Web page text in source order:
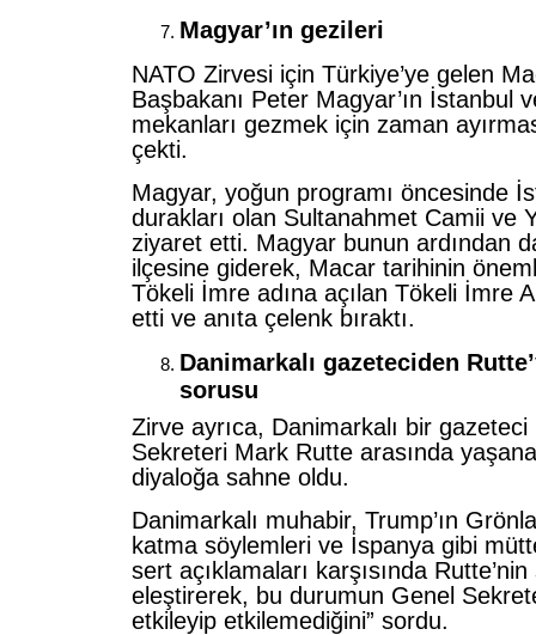
Magyar’ın gezileri
NATO Zirvesi için Türkiye’ye gelen
Başbakanı Peter Magyar’ın İstanbul
mekanları gezmek için zaman
çekti.
Magyar, yoğun programı öncesinde
durakları olan Sultanahmet Camii ve
ziyaret etti. Magyar bunun ardından
ilçesine giderek, Macar tarihinin
Tökeli İmre adına açılan Tökeli İmre
etti ve anıta çelenk bıraktı.
Danimarkalı gazeteciden
sorusu
Zirve ayrıca, Danimarkalı bir
Sekreteri Mark Rutte arasında
diyaloğa sahne oldu.
Danimarkalı muhabir, Trump’ın
katma söylemleri ve İspanya gibi
sert açıklamaları karşısında
eleştirerek, bu durumun Genel
etkileyip etkilemediğini” sordu.